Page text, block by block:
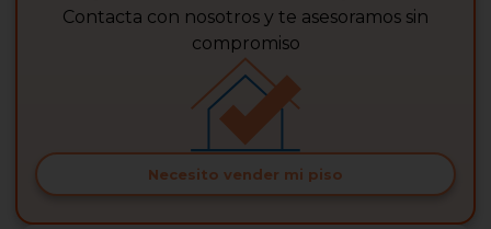
Contacta con nosotros y te asesoramos sin
compromiso
Necesito vender mi piso